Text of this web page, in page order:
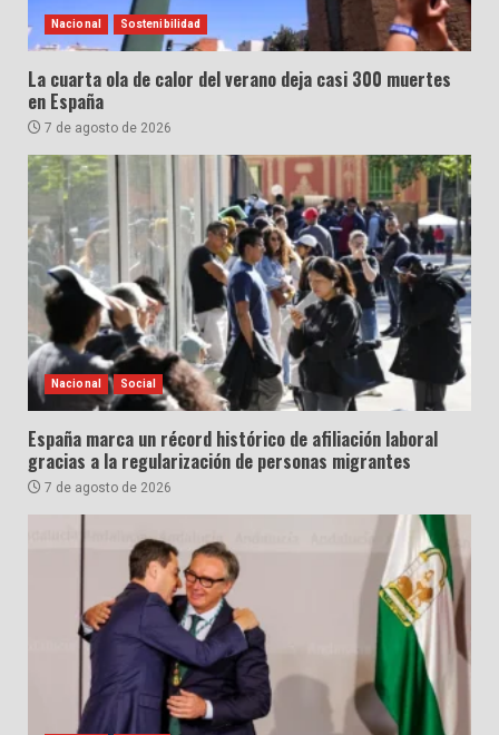
Nacional Sostenibilidad
La cuarta ola de calor del verano deja casi 300 muertes
en España
7 de agosto de 2026
Nacional Social
España marca un récord histórico de afiliación laboral
gracias a la regularización de personas migrantes
7 de agosto de 2026